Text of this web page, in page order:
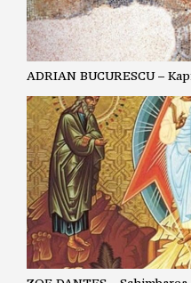
ADRIAN BUCURESCU –